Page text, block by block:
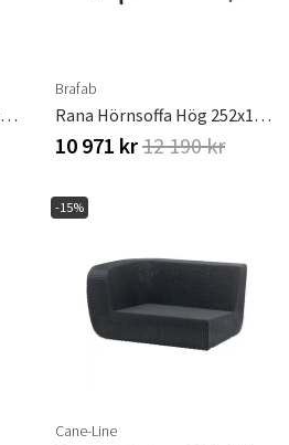
Rana Hörnsoffa 224x291 Cm Svart
Brafab
Rana Hörnsoffa Hög 252x195 Cm Svart
10 971 kr12 190 kr
-15%
Cane-Line